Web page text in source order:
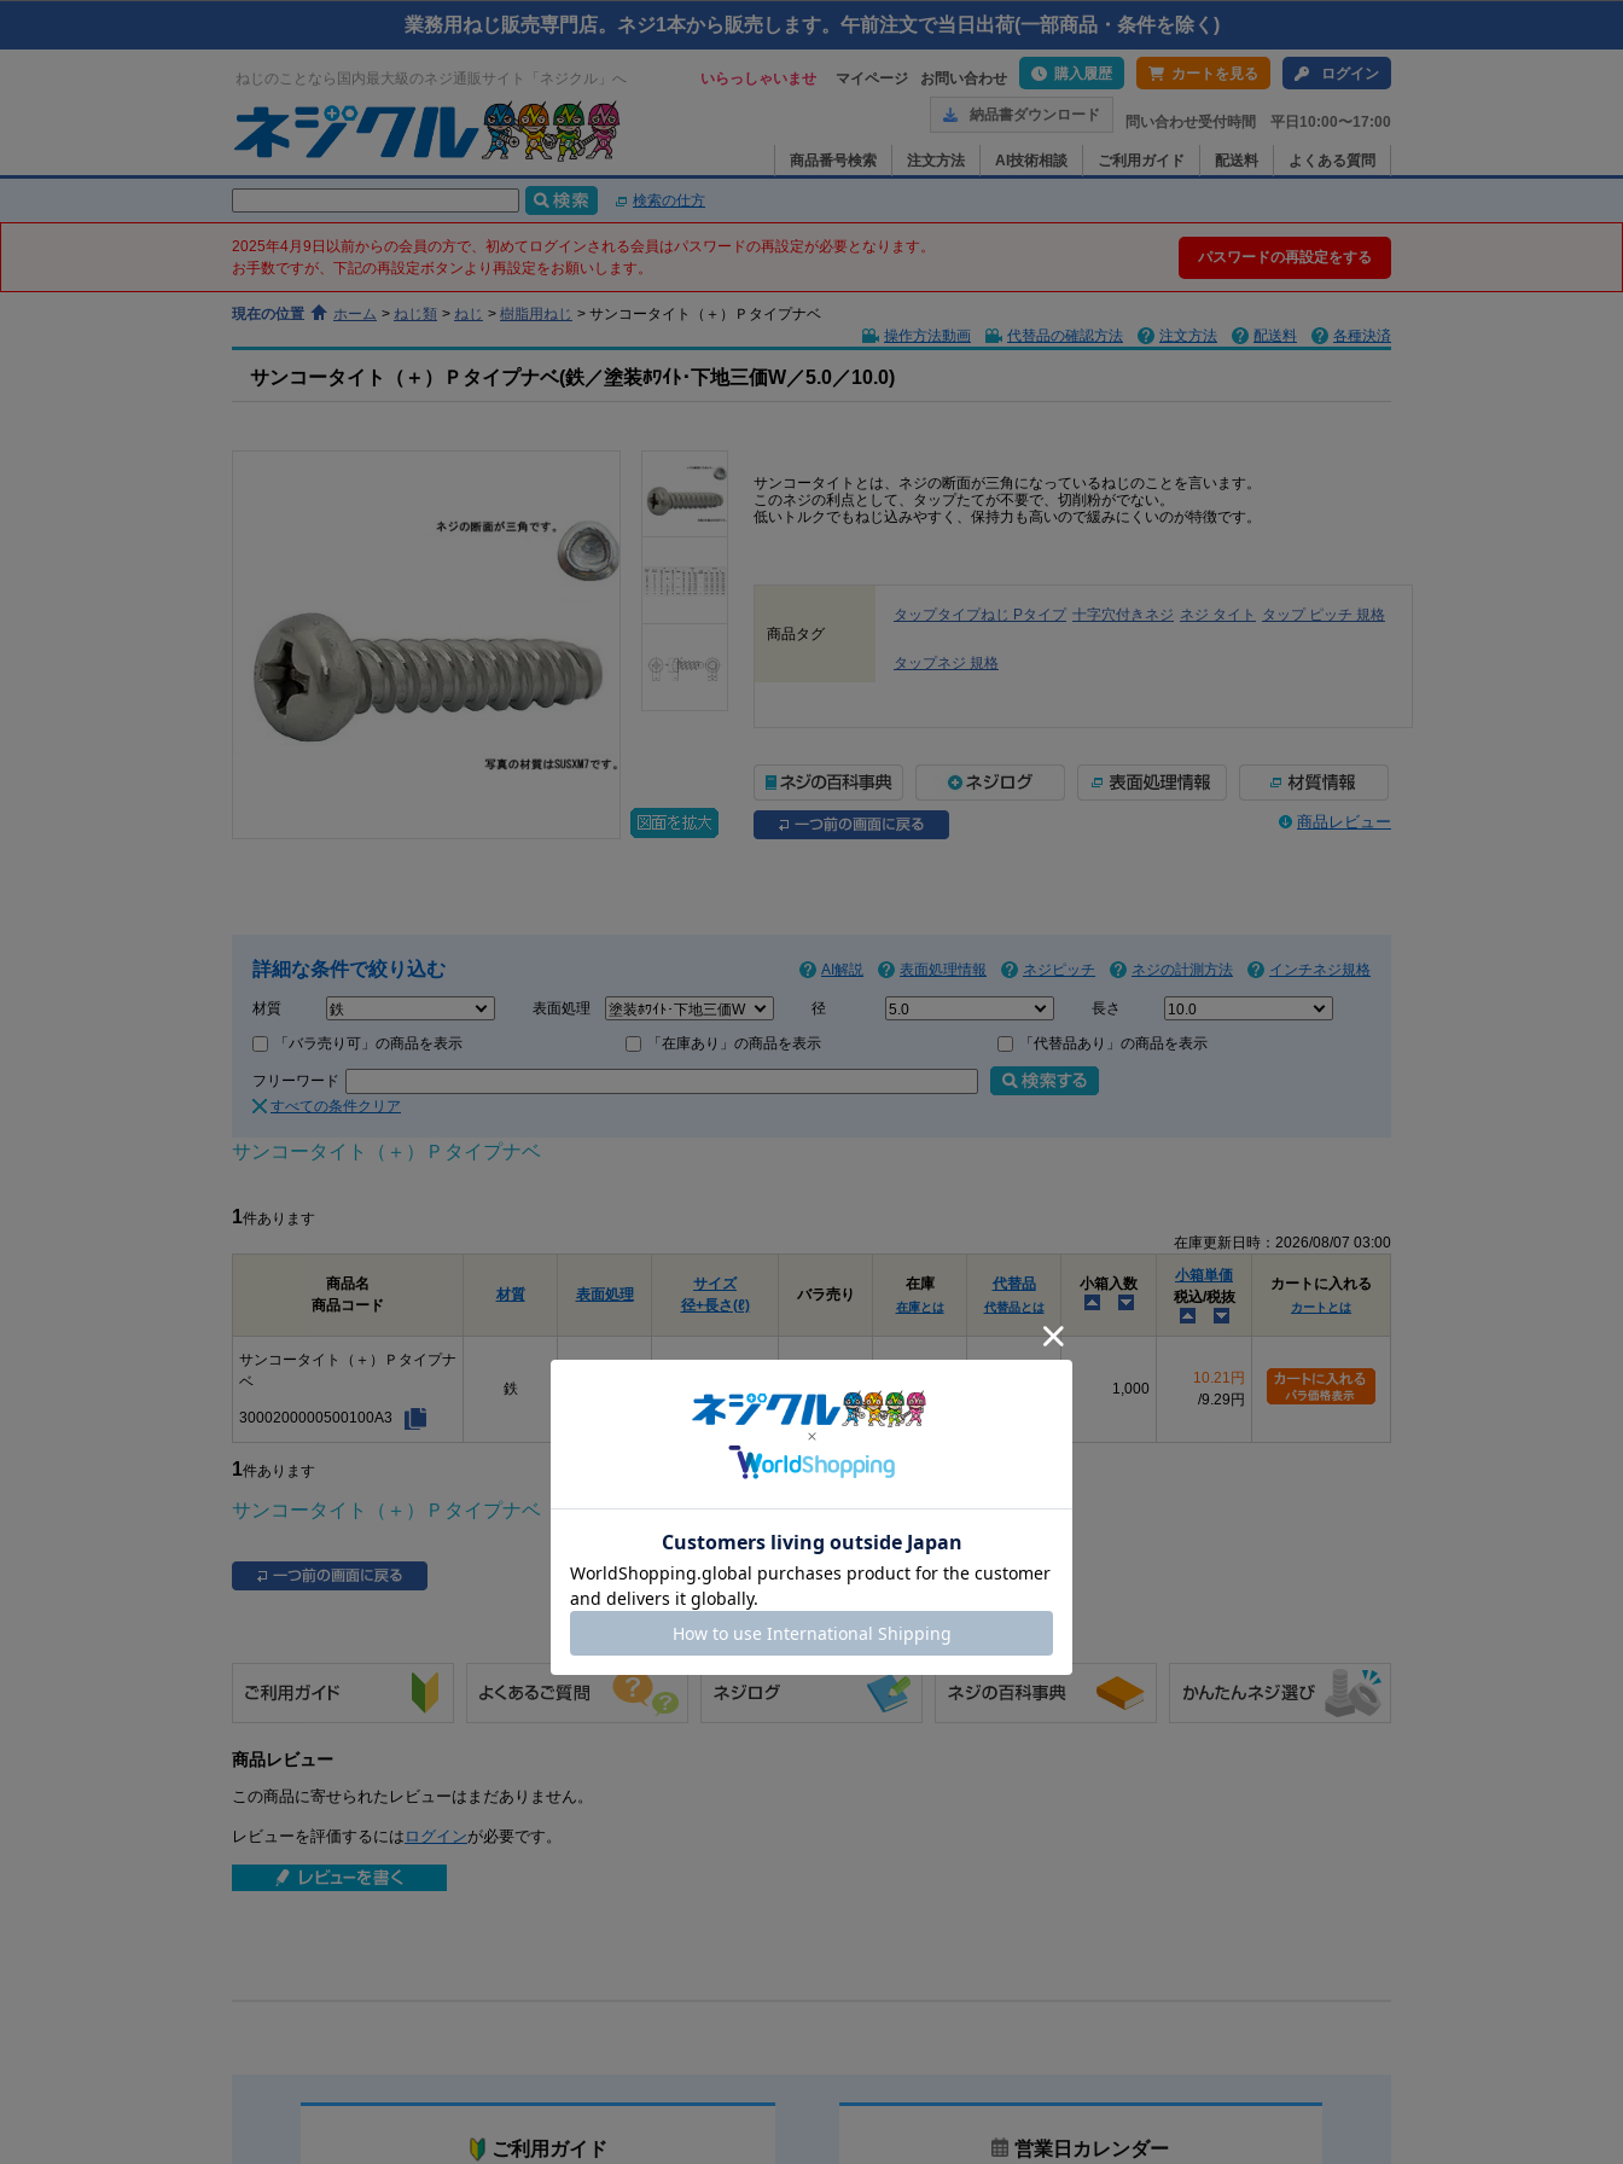
業務用ねじ販売専門店。ネジ1本から販売します。午前注文で当日出荷(一部商品・条件を除く)
ねじのことなら国内最大級のネジ通販サイト「ネジクル」へ いらっしゃいませ マイページ お問い合わせ 購入履歴 カートを見る ログイン
納品書ダウンロード 問い合わせ受付時間 平日10:00〜17:00
商品番号検索 注文方法 AI技術相談 ご利用ガイド 配送料 よくある質問
検索の仕方
2025年4月9日以前からの会員の方で、初めてログインされる会員はパスワードの再設定が必要となります。
お手数ですが、下記の再設定ボタンより再設定をお願いします。
パスワードの再設定をする
現在の位置 ホーム > ねじ類 > ねじ > 樹脂用ねじ > サンコータイト（＋）Ｐタイプナベ
操作方法動画
代替品の確認方法 注文方法 配送料 各種決済
サンコータイト（＋）Ｐタイプナベ(鉄／塗装ﾎﾜｲﾄ･下地三価W／5.0／10.0)
サンコータイトとは、ネジの断面が三角になっているねじのことを言います。
このネジの利点として、タップたてが不要で、切削粉がでない。
低いトルクでもねじ込みやすく、保持力も高いので緩みにくいのが特徴です。
商品タグ
タップタイプねじ Pタイプ 十字穴付きネジ ネジ タイト タップ ピッチ 規格
タップネジ 規格
商品レビュー
詳細な条件で絞り込む AI解説 表面処理情報 ネジピッチ ネジの計測方法 インチネジ規格
材質 表面処理 径 長さ
「バラ売り可」の商品を表示 「在庫あり」の商品を表示 「代替品あり」の商品を表示
フリーワード
すべての条件クリア
サンコータイト（＋）Ｐタイプナベ
1件あります
在庫更新日時：2026/08/07 03:00
商品名
商品コード
材質 表面処理
サイズ
径+長さ(ℓ)
バラ売り
在庫
在庫とは
代替品
代替品とは
小箱入数
小箱単価
税込/税抜
カートに入れる
カートとは
サンコータイト（＋）Ｐタイプナ
ベ
3000200000500100A3
鉄 要確認 1,000
10.21円
9.29円
1件あります
サンコータイト（＋）Ｐタイプナベ
商品レビュー
この商品に寄せられたレビューはまだありません。
レビューを評価するには ログインが必要です。
ご利用ガイド 営業日カレンダー